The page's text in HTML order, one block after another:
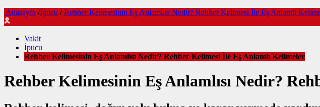
Anasayfa /İpucu / Rehber Kelimesinin Eş Anlamlısı Nedir? Rehber Kelimesi İle Eş Anlamlı
Vakit
İpucu
Rehber Kelimesinin Eş Anlamlısı Nedir? Rehber Kelimesi İle Eş Anlamlı Kelimeler
Rehber Kelimesinin Eş Anlamlısı Nedir?